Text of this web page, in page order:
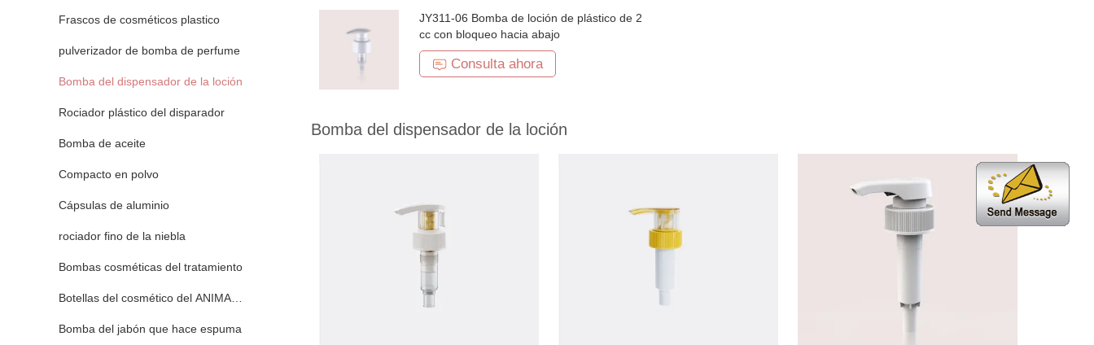
Frascos de cosméticos plastico
pulverizador de bomba de perfume
Bomba del dispensador de la loción
Rociador plástico del disparador
Bomba de aceite
Compacto en polvo
Cápsulas de aluminio
rociador fino de la niebla
Bombas cosméticas del tratamiento
Botellas del cosmético del ANIMAL DOMÉSTICO
Bomba del jabón que hace espuma
JY311-06 Bomba de loción de plástico de 2
cc con bloqueo hacia abajo
Consulta ahora
Bomba del dispensador de la loción